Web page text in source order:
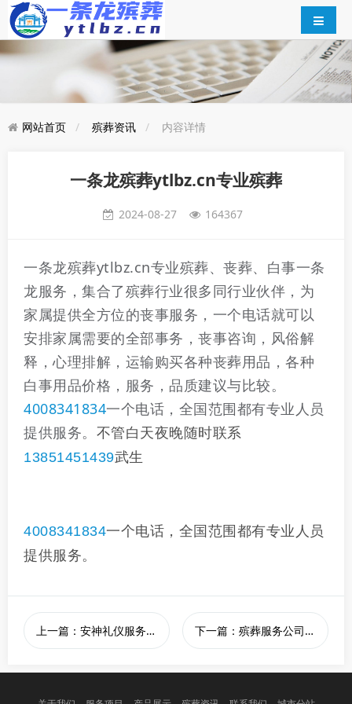
网站首页 殡葬资讯 内容详情
一条龙殡葬ytlbz.cn专业殡葬
2024-08-27 164367
一条龙殡葬ytlbz.cn专业殡葬、丧葬、白事一条
龙服务，集合了殡葬行业很多同行业伙伴，为
家属提供全方位的丧事服务，一个电话就可以
安排家属需要的全部事务，丧事咨询，风俗解
释，心理排解，运输购买各种丧葬用品，各种
白事用品价格，服务，品质建议与比较。
4008341834一个电话，全国范围都有专业人员
提供服务。
不管白天夜晚随时联系
13851451439武生
4008341834一个电话，全国范围都有专业人员
提供服务。
上一篇：安神礼仪服务有限公司的服务流程是怎样的？ 下一篇：殡葬服务公司有那些服务